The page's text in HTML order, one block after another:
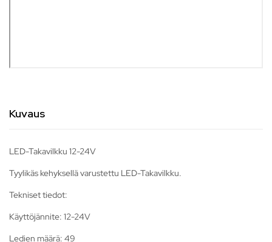
Kuvaus
LED-Takavilkku 12-24V
Tyylikäs kehyksellä varustettu LED-Takavilkku.
Tekniset tiedot:
Käyttöjännite: 12-24V
Ledien määrä: 49